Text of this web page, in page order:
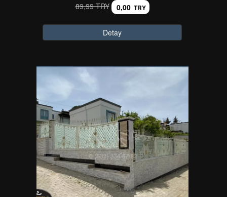
89,99 TRY 0,00 TRY
Detay